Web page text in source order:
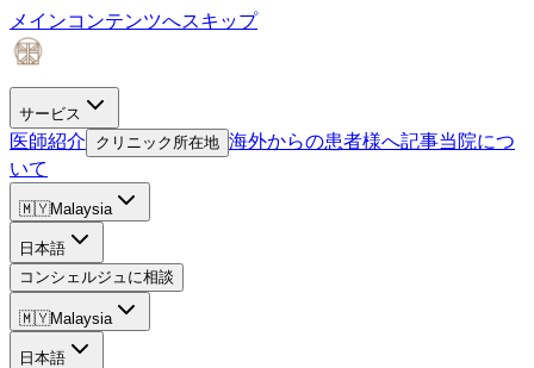
メインコンテンツへスキップ
サービス
医師紹介 クリニック所在地 海外からの患者様へ記事当院につ
いて
🇲🇾Malaysia
日本語
コンシェルジュに相談
🇲🇾Malaysia
日本語